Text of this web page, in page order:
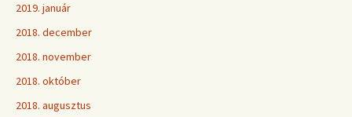
2019. január
2018. december
2018. november
2018. október
2018. augusztus